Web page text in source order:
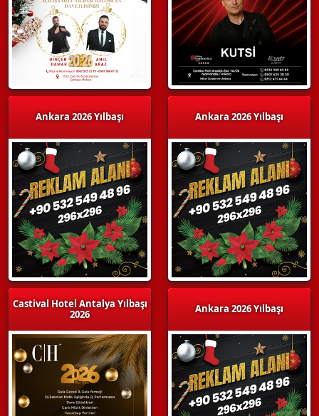
Ankara 2026 Yılbaşı
Castival Hotel Antalya Yılbaşı
2026
Ankara 2026 Yılbaşı
Ankara 2026 Yılbaşı